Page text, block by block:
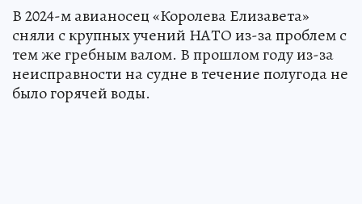
В 2024-м авианосец «Королева Елизавета»
сняли с крупных учений НАТО из-за проблем с
тем же гребным валом. В прошлом году из-за
неисправности на судне в течение полугода не
было горячей воды.